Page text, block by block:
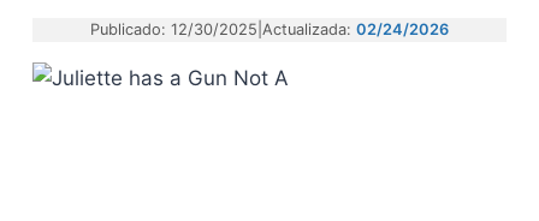
Publicado: 12/30/2025 Actualizada: 02/24/2026